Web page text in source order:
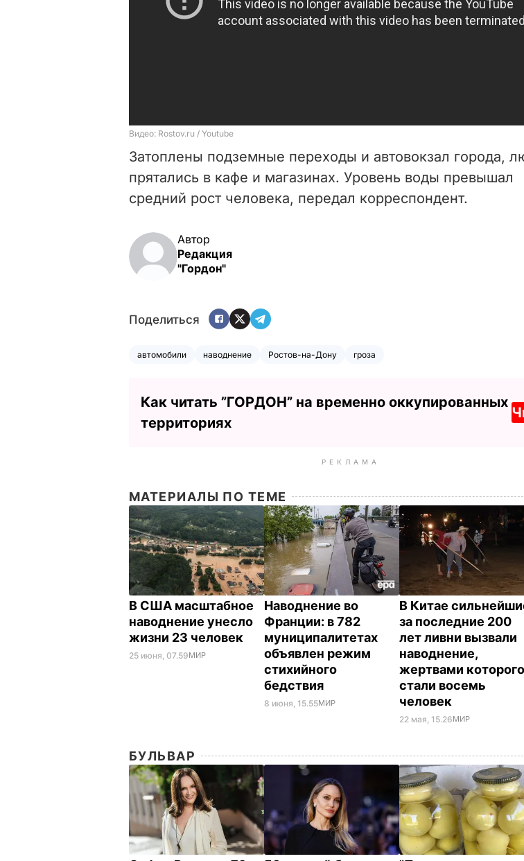
Затоплены подземные переходы и автовокзал города,
прятались в кафе и магазинах. Уровень воды превышал
средний рост человека, передал корреспондент.
Автор
Редакция
"Гордон"
Поделиться
автомобили наводнение Ростов-на-Дону гроза
Как читать ”ГОРДОН” на временно оккупированных
территориях
РЕКЛАМА
МАТЕРИАЛЫ ПО ТЕМЕ
В США масштабное
наводнение унесло
жизни 23 человек
25 июня, 07.59МИР
Наводнение во
Франции: в 782
муниципалитетах
объявлен режим
стихийного
бедствия
8 июня, 15.55МИР
В Китае
за последние 200
лет ливни вызвали
наводнение,
жертвами которого
стали восемь
человек
22 мая, 15.26МИР
БУЛЬВАР